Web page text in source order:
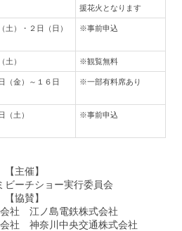
援花火となります
土）・２日（日） ※事前申込
土） ※観覧無料
（金）～１６日
※一部有料席あり
（土） ※事前申込
【主催】
ビーチショー実行委員会
【協賛】
社 江ノ島電鉄株式会社
社 神奈川中央交通株式会社